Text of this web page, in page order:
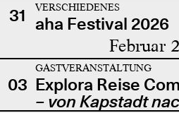
31
VERSCHIEDENES
aha Festival 2026
Februar
03
GASTVERANSTALTUNG
Explora Reise
– von Kapstadt